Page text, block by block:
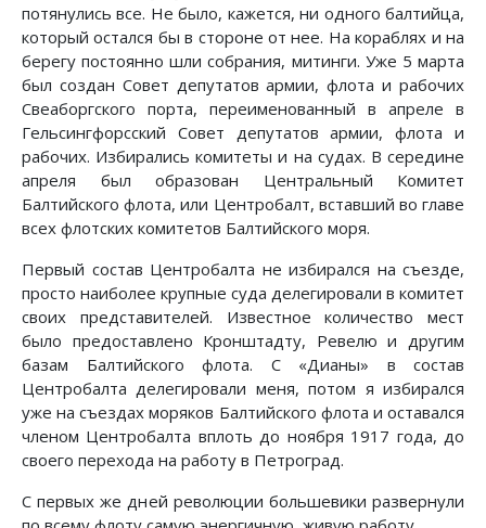
потянулись все. Не было, кажется, ни одного балтийца,
который остался бы в стороне от нее. На кораблях и на
берегу постоянно шли собрания, митинги. Уже 5 марта
был создан Совет депутатов армии, флота и рабочих
Свеаборгского порта, переименованный в апреле в
Гельсингфорсский Совет депутатов армии, флота и
рабочих. Избирались комитеты и на судах. В середине
апреля был образован Центральный Комитет
Балтийского флота, или Центробалт, вставший во главе
всех флотских комитетов Балтийского моря.
Первый состав Центробалта не избирался на съезде,
просто наиболее крупные суда делегировали в комитет
своих представителей. Известное количество мест
было предоставлено Кронштадту, Ревелю и другим
базам Балтийского флота. С «Дианы» в состав
Центробалта делегировали меня, потом я избирался
уже на съездах моряков Балтийского флота и оставался
членом Центробалта вплоть до ноября 1917 года, до
своего перехода на работу в Петроград.
С первых же дней революции большевики развернули